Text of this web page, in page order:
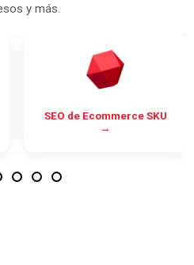
y más.
SEO de Ecommerce SKU
→